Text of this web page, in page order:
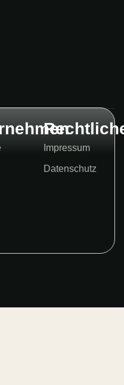
Impressum
Datenschutz